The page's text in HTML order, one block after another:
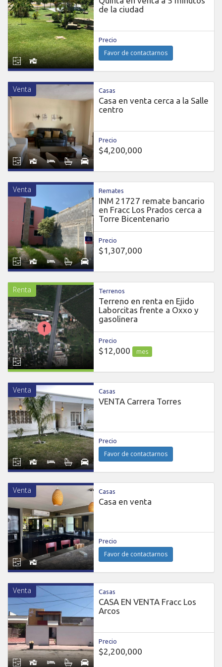
de la ciudad
Precio
Favor de contactarnos
Venta Casas
Casa en venta cerca a la Salle
centro
Precio
$4,200,000
Venta Remates
INM 21727 remate bancario
en Fracc Los Prados cerca a
Torre Bicentenario
Precio
$1,307,000
Renta Terrenos
Terreno en renta en Ejido
Laborcitas frente a Oxxo y
gasolinera
Precio
$12,000 mes
Venta Casas
VENTA Carrera Torres
Precio
Favor de contactarnos
Venta Casas
Casa en venta
Precio
Favor de contactarnos
Venta Casas
CASA EN VENTA Fracc Los
Arcos
Precio
$2,200,000